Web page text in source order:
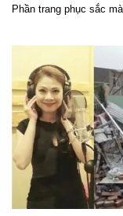
Phần trang phục sắc